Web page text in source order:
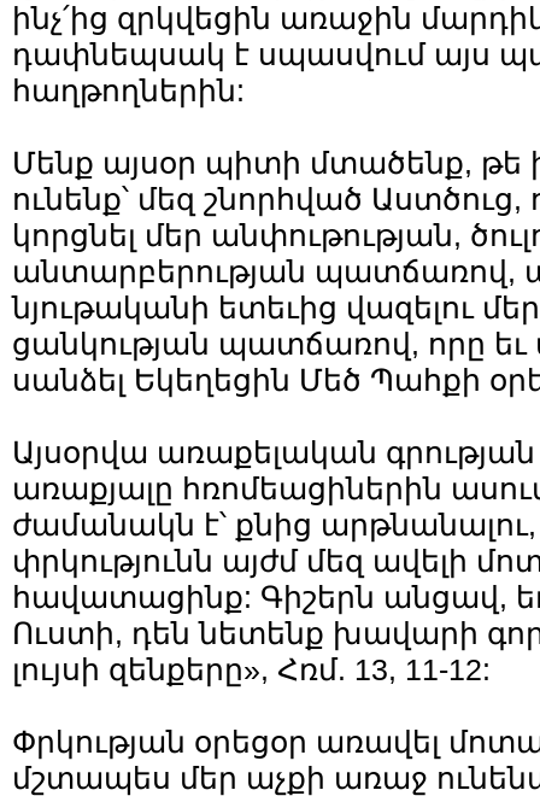
ինչ՛ից զրկվեցին առաջին
դափնեպսակ է սպասվում այս
հաղթողներին:
Մենք այսօր պիտի մտածենք, թե
ունենք՝ մեզ շնորհված
կորցնել մեր անփութության,
անտարբերության պատճառով,
նյութականի ետեւից վազելու
ցանկության պատճառով, որը եւ
սանձել Եկեղեցին Մեծ Պահքի
Այսօրվա առաքելական
առաքյալը հռոմեացիներին
ժամանակն է՝ քնից
փրկությունն այժմ մեզ ավելի
հավատացինք: Գիշերն անցավ,
Ուստի, դեն նետենք խավարի
լույսի զենքերը», Հռմ. 13, 11-12:
Փրկության օրեցօր առավել
մշտապես մեր աչքի առաջ